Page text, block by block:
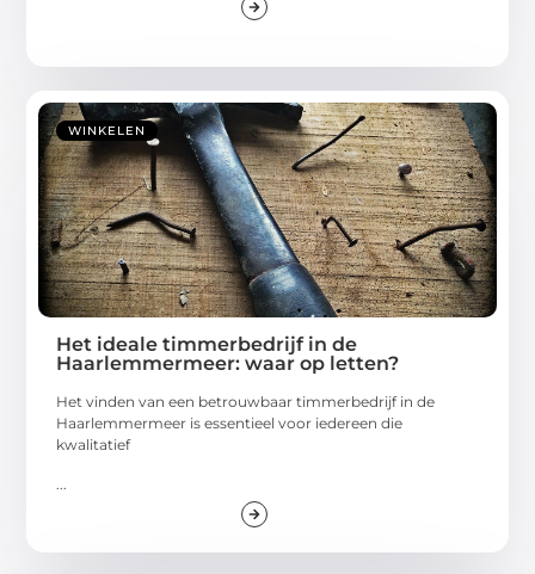
WINKELEN
Het ideale timmerbedrijf in de
Haarlemmermeer: waar op letten?
Het vinden van een betrouwbaar timmerbedrijf in de
Haarlemmermeer is essentieel voor iedereen die
kwalitatief